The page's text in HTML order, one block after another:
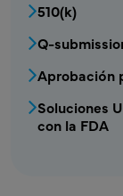
510(k)
Q-
Aprobación
Soluciones
con la FDA